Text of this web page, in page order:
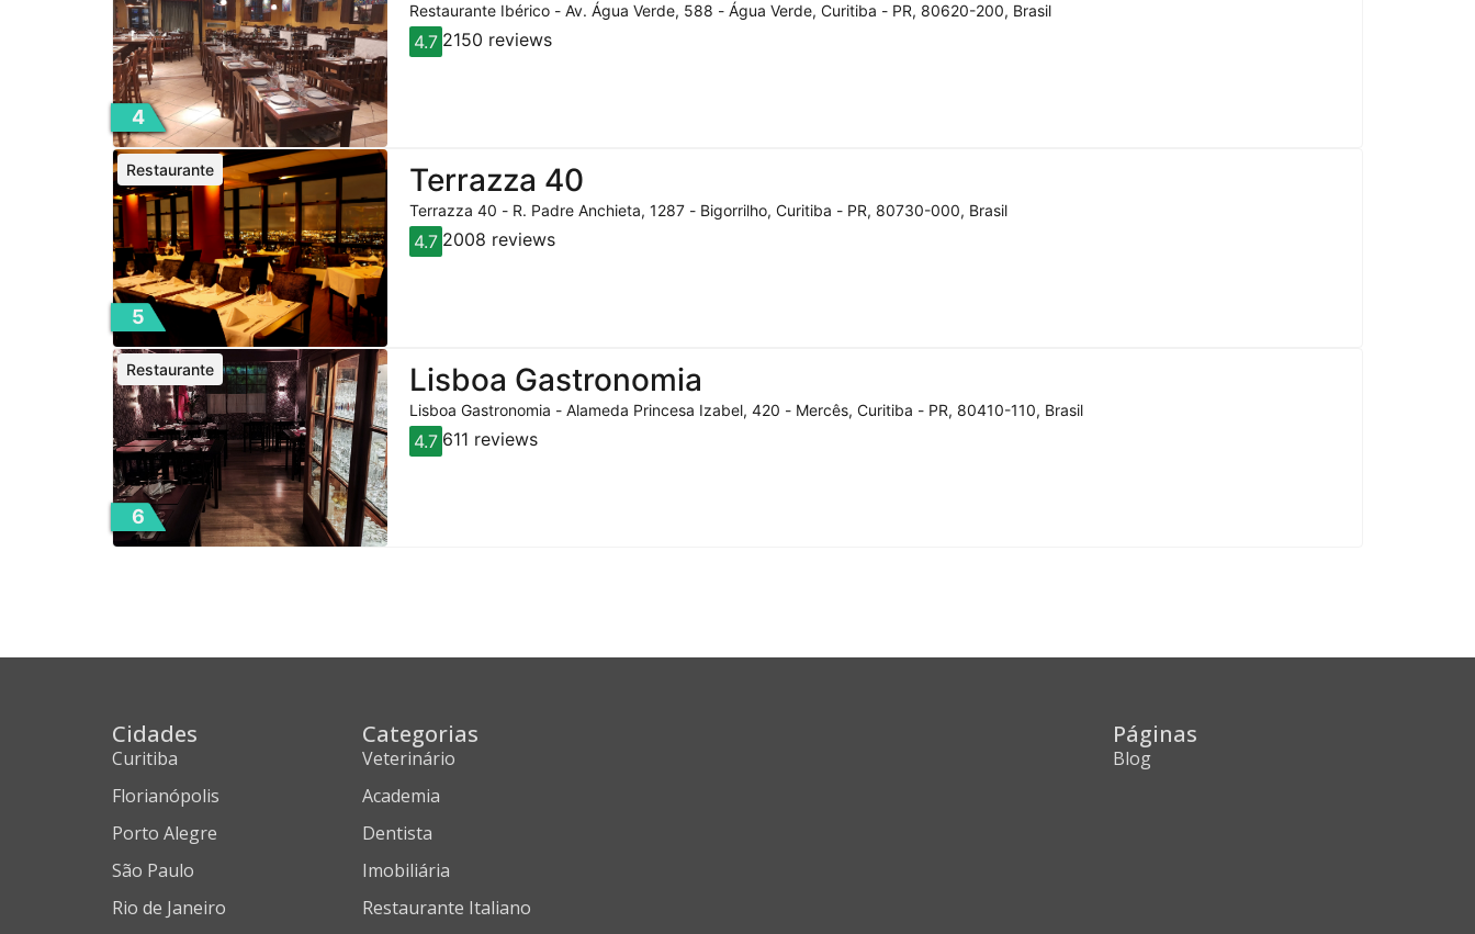
4
Restaurante Ibérico - Av. Água Verde, 588 - Água Verde, Curitiba - PR, 80620-200, Brasil
4.7 2150 reviews
5
Terrazza 40
Restaurante
Terrazza 40 - R. Padre Anchieta, 1287 - Bigorrilho, Curitiba - PR, 80730-000, Brasil
4.7 2008 reviews
6
Lisboa Gastronomia
Restaurante
Lisboa Gastronomia - Alameda Princesa Izabel, 420 - Mercês, Curitiba - PR, 80410-110, Brasil
4.7 611 reviews
Cidades
Curitiba
Florianópolis
Porto Alegre
São Paulo
Rio de Janeiro
Categorias
Veterinário
Academia
Dentista
Imobiliária
Restaurante Italiano
Páginas
Blog